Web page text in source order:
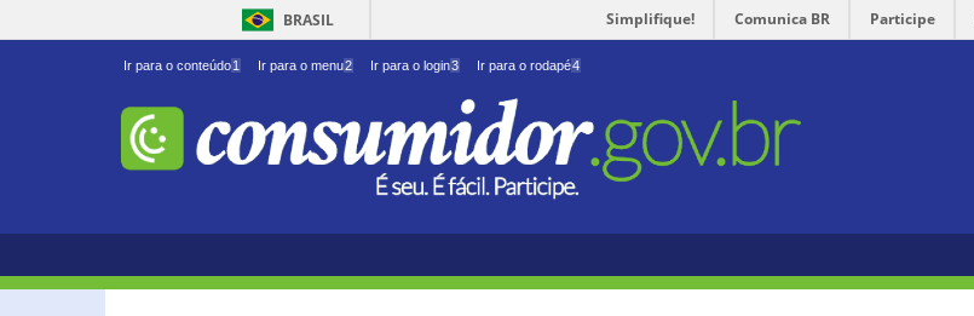
BRASIL Simplifique! Comunica BR Participe
Ir para o conteúdo1 Ir para o menu2 Ir para o login3 Ir para o rodapé4